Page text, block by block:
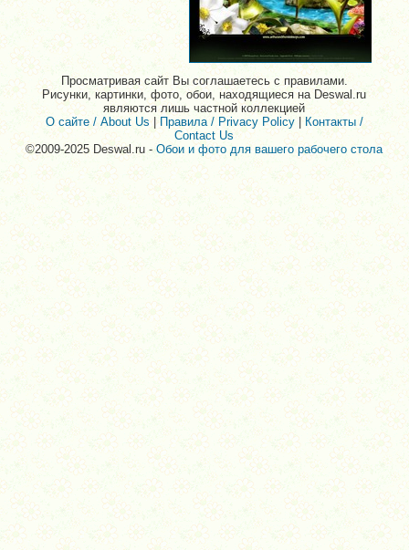
Просматривая сайт Вы соглашаетесь с правилами.
Рисунки, картинки, фото, обои, находящиеся на Deswal.ru
являются лишь частной коллекцией
О сайте / About Us| Правила / Privacy Policy | Контакты /
Contact Us
©2009-2025 Deswal.ru -Обои и фото для вашего рабочего стола